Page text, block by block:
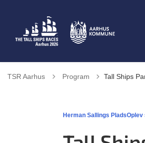
TSR Aarhus Tilbage til
Program Tall Ships
Herman Sallings PladsOplev